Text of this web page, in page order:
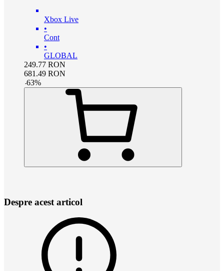
Xbox Live
•
Cont
•
GLOBAL
249.77 RON
681.49 RON
-63%
Despre acest articol